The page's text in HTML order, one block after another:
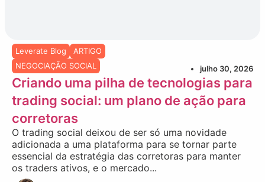
Leverate Blog
ARTIGO
NEGOCIAÇÃO SOCIAL
julho 30, 2026
Criando uma pilha de tecnologias para
trading social: um plano de ação para
corretoras
O trading social deixou de ser só uma novidade
adicionada a uma plataforma para se tornar parte
essencial da estratégia das corretoras para manter
os traders ativos, e o mercado...